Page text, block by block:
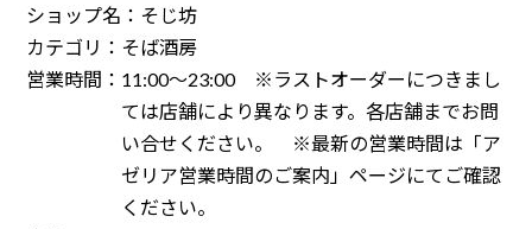
ショップ名： そじ坊
カテゴリ： そば酒房
営業時間： 11:00～23:00 ※ラストオーダーにつきまし
ては店舗により異なります。各店舗までお問
い合せください。 ※最新の営業時間は「ア
ゼリア営業時間のご案内」ページにてご確認
ください。